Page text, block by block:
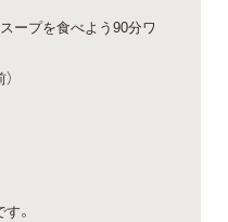
ープを食べよう90分ワ
。